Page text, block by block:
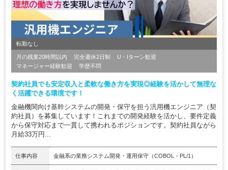
転勤なし
月の残業20時間以内 完全週休2日制
U・Iターン歓迎
マネージャー経験歓迎
学歴不問
契約社員でも安定収入と柔軟な働き方を実現◎経験を活かして無理な
く活躍できる環境です！
金融機関向け基幹システムの開発・保守を担う汎用機エンジニア（契
約社員）を募集しています！これまでの開発経験を活かし、要件定義
から保守対応まで一貫して携われるポジションです。契約社員ながら
月給33万円...
仕事内容 金融系の業務システム開発・運用保守（COBOL・PL/1）